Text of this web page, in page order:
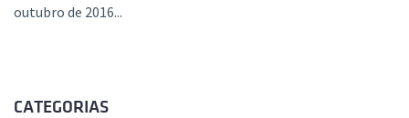
outubro de 2016...
CATEGORIAS